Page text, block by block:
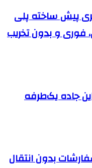
پیش ساخته پلی
فوری و بدون تخریب
این جاده یک‌طرفه
بدون انتقال